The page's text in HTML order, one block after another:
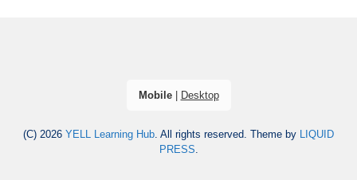
Mobile| Desktop
(C) 2026 YELL Learning Hub . All rights reserved. Theme by LIQUID
PRESS